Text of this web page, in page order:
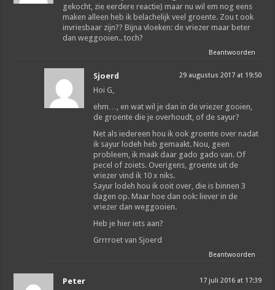
gekocht, zie eerdere reactie) maar nu wil em nog eens
maken alleen heb ik belachelijk veel groente. Zou t ook
invriesbaar zijn?? Bijna vloeken: de vriezer maar beter
dan weggooien.. toch?
Beantwoorden
Sjoerd 29 augustus 2017 at 19:50
Hoi G,
ehm…, en wat wil je dan in de vriezer gooien,
de groente die je overhoudt, of de sayur?
Net als iedereen hou ik ook groente over nadat
ik sayur lodeh heb gemaakt. Nou, geen
probleem, ik maak daar gado gado van. Of
pecel of zoiets. Overigens, groente uit de
vriezer vind ik 10 x niks.
Sayur lodeh hou ik ooit over, die is binnen 3
dagen op. Maar hoe dan ook: liever in de
vriezer dan weggooien.
Heb je hier iets aan?
Grrrroet van Sjoerd
Beantwoorden
Peter 17 juli 2016 at 17:39